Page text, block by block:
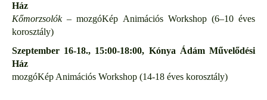
Ház
Kőmorzsolók– mozgóKép Animációs Workshop (6–10 éves
korosztály)
Szeptember 16-18., 15:00-18:00, Kónya Ádám Művelődési
Ház
mozgóKép Animációs Workshop (14-18 éves korosztály)